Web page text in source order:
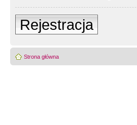
Rejestracja
Strona główna